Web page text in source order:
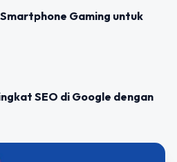
Gaming untuk
SEO di Google dengan